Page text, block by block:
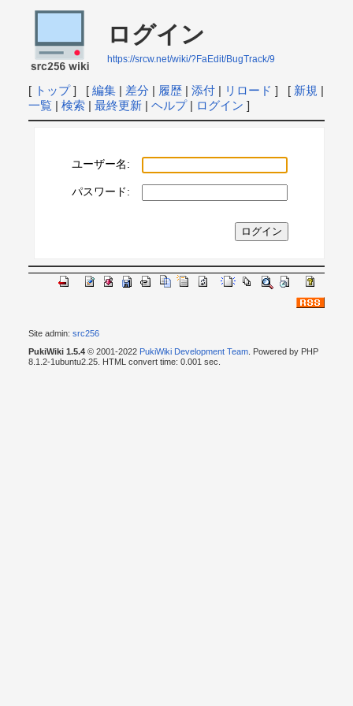
ログイン
https://srcw.net/wiki/?FaEdit/BugTrack/9
[ トップ] [ 編集| 差分 | 履歴| 添付| リロード ] [ 新規 |
一覧| 検索| 最終更新| ヘルプ| ログイン ]
ユーザー名:
パスワード:
Site admin: src256
PukiWiki 1.5.4© 2001-2022 PukiWiki Development Team. Powered by PHP
8.1.2-1ubuntu2.25. HTML convert time: 0.001 sec.